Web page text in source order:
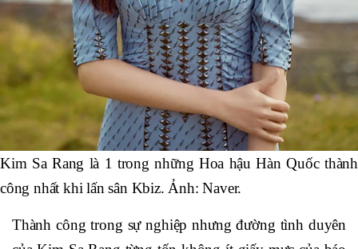
Kim Sa Rang là 1 trong những Hoa hậu Hàn Quốc thành
công nhất khi lấn sân Kbiz. Ảnh: Naver.
Thành công trong sự nghiệp nhưng đường tình duyên